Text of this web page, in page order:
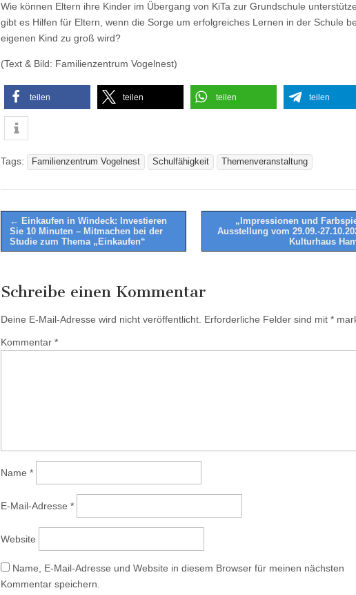
Wie können Eltern ihre Kinder im Übergang von KiTa zur Grundschule
gibt es Hilfen für Eltern, wenn die Sorge um erfolgreiches Lernen in der Schule
eigenen Kind zu groß wird?
(Text & Bild: Familienzentrum Vogelnest)
teilen teilen teilen teilen
Tags: Familienzentrum Vogelnest Schulfähigkeit Themenveranstaltung
Post
navigation
← Einkaufen in Windeck: Investieren
Sie 10 Minuten – Mitmachen bei der
Studie zum Thema „Einkaufen“
„Impressionen und
Ausstellung vom 29.09.-
Kulturhaus
Schreibe einen Kommentar
Deine E-Mail-Adresse wird nicht veröffentlicht. Erforderliche Felder sind mit *
Kommentar *
Name *
E-Mail-Adresse *
Website
Name, E-Mail-Adresse und Website in diesem Browser für meinen nächsten
Kommentar speichern.